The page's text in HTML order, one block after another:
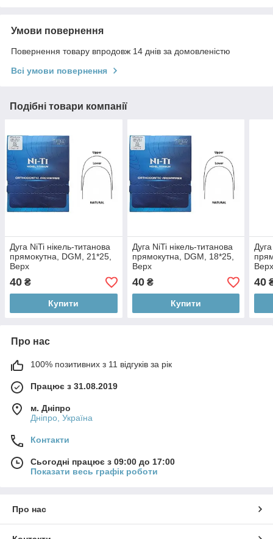
Умови повернення
Повернення товару впродовж 14 днів за домовленістю
Всі умови повернення
Подібні товари компанії
Дуга NiTi нікель-титанова
прямокутна, DGM, 21*25,
Верх
40 ₴
Купити
Дуга NiTi нікель-титанова
прямокутна, DGM, 18*25,
Верх
40₴
Купити
40
Про нас
100% позитивних з 11 відгуків за рік
Працює з 31.08.2019
м. Дніпро
Дніпро, Україна
Контакти
Сьогодні працює з 09:00 до 17:00
Показати весь графік роботи
Про нас